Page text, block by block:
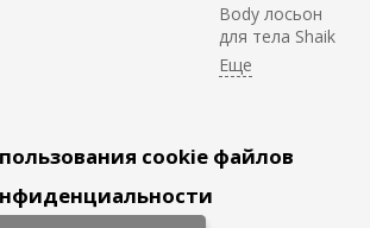
Body лосьон
для тела Shaik
cookie файлов